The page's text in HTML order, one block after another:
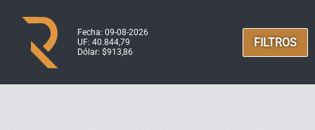
Fecha: 09-08-2026
UF: 40.844,79
Dólar: $913,86
FILTROS